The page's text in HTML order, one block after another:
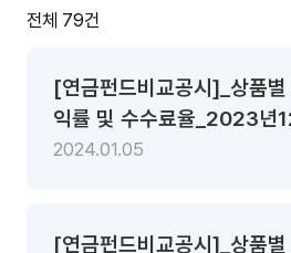
전체 79건
[연금펀드비교공시]_상품
익률 및 수수료율_2023년
기준
2024.01.05
[연금펀드비교공시]_상품